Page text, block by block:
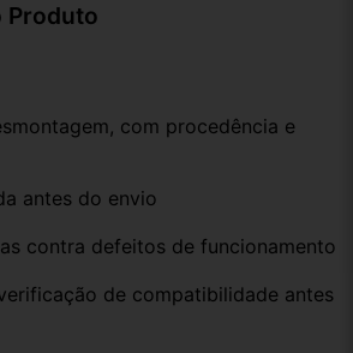
Produto
com procedência e
antes do envio
contra defeitos de funcionamento
de compatibilidade antes